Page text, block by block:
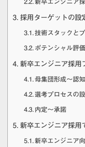
新卒エンジニア
採用ターゲットの設
技術スタックと
ポテンシャル評
新卒エンジニア採用
母集団形成〜認
選考プロセスの
内定〜承諾
新卒エンジニア採用
新卒エンジニア